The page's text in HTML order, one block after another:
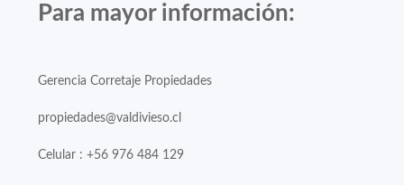
Para mayor información:
Gerencia Corretaje Propiedades
propiedades@valdivieso.cl
Celular : +56 976 484 129